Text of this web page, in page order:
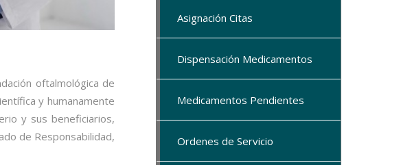
Asignación Citas
Dispensación Medicamentos
Medicamentos Pendientes
Ordenes de Servicio
oftalmológica de
y humanamente
y sus beneficiarios,
de Responsabilidad,